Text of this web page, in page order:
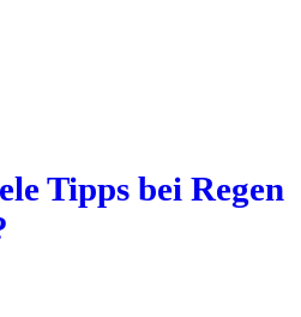
Tipps bei Regen